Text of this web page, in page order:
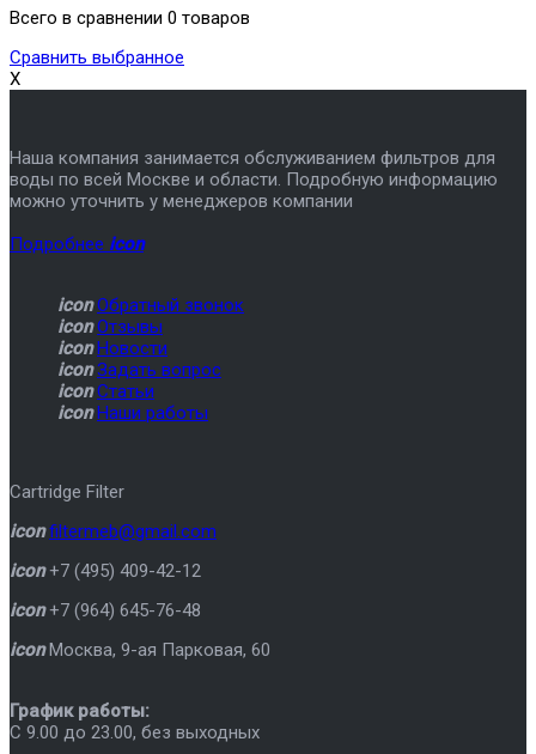
Всего в сравнении 0 товаров
Сравнить выбранное
X
Наша компания занимается обслуживанием фильтров для
воды по всей Москве и области. Подробную информацию
можно уточнить у менеджеров компании
Подробнее icon
icon Обратный звонок
icon Отзывы
icon Новости
icon Задать вопрос
icon Статьи
icon Наши работы
Cartridge Filter
icon filtermeb@gmail.com
icon +7 (495) 409-42-12
icon +7 (964) 645-76-48
icon Москва, 9-ая Парковая, 60
График работы:
C 9.00 до 23.00, без выходных